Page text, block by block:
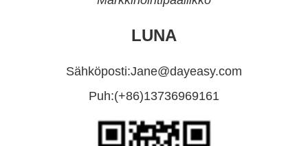
LUNA
Sähköposti:Jane@dayeasy.com
Puh:(+86)13736969161